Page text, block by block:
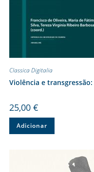
Classica Digitalia
Violência e
25,00 €
Adicionar